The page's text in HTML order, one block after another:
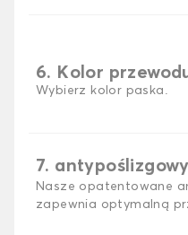
6. Kolor
Wybierz kolor paska.
7.
Nasze opatentowane
zapewnia optymalną